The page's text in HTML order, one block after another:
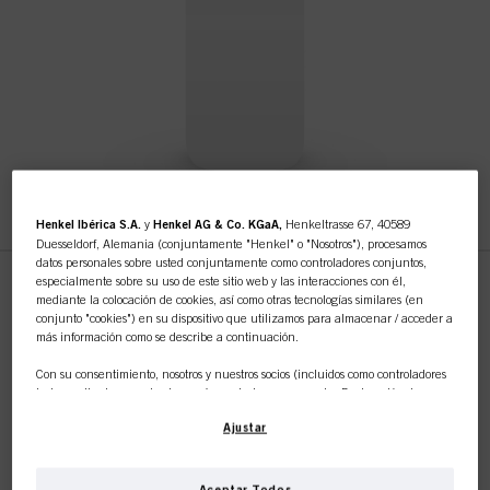
Without Variant
Esta tienda en línea es de
uso exclusivo para clientes
Henkel Ibérica S.A. yHenkel AG & Co. KGaA, Henkeltrasse 67, 40589
Duesseldorf, Alemania (conjuntamente "Henkel" o "Nosotros"), procesamos
datos personales sobre usted conjuntamente como controladores conjuntos,
especialmente sobre su uso de este sitio web y las interacciones con él,
mediante la colocación de cookies, así como otras tecnologías similares (en
conjunto "cookies") en su dispositivo que utilizamos para almacenar / acceder a
más información como se describe a continuación.
Con su consentimiento, nosotros y nuestros socios (incluidos como controladores
independientes
conjuntos
según se designa en nuestra Declaración de
huellas dactilares y tecnologías similares") también utilizaremos cookies y
Ajustar